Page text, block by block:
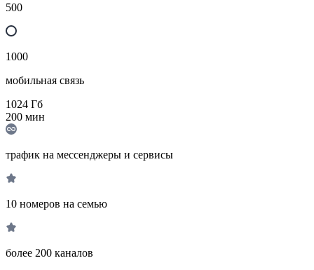
500
1000
мобильная связь
1024 Гб
200 мин
трафик на мессенджеры и сервисы
10 номеров на семью
более 200 каналов